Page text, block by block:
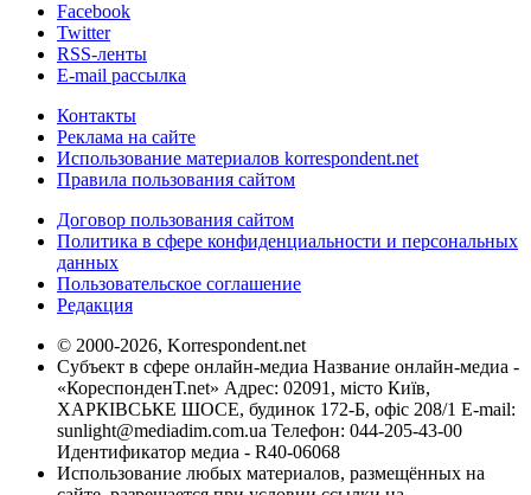
Facebook
Twitter
RSS-ленты
E-mail рассылка
Контакты
Реклама на сайте
Использование материалов korrespondent.net
Правила пользования сайтом
Договор пользования сайтом
Политика в сфере конфиденциальности и персональных
данных
Пользовательское соглашение
Редакция
© 2000-2026, Korrespondent.net
Субъект в сфере онлайн-медиа Название онлайн-медиа -
«КореспонденТ.net» Адрес: 02091, місто Київ,
ХАРКІВСЬКЕ ШОСЕ, будинок 172-Б, офіс 208/1 E-mail:
sunlight@mediadim.com.ua Телефон: 044-205-43-00
Идентификатор медиа - R40-06068
Использование любых материалов, размещённых на